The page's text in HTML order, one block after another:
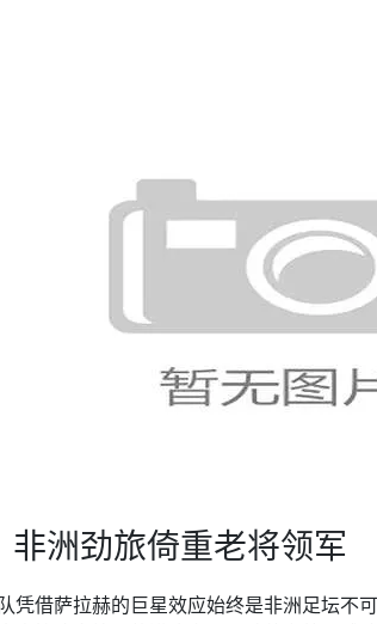
非洲劲旅倚重老将领军
凭借萨拉赫的巨星效应始终是非洲足坛不